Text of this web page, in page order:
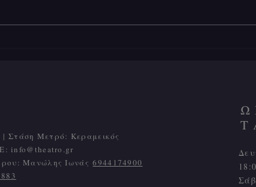
Στάση Μετρό: Κεραμεικός
info@theatro.gr
Μανώλης Ιωνάς6944174900